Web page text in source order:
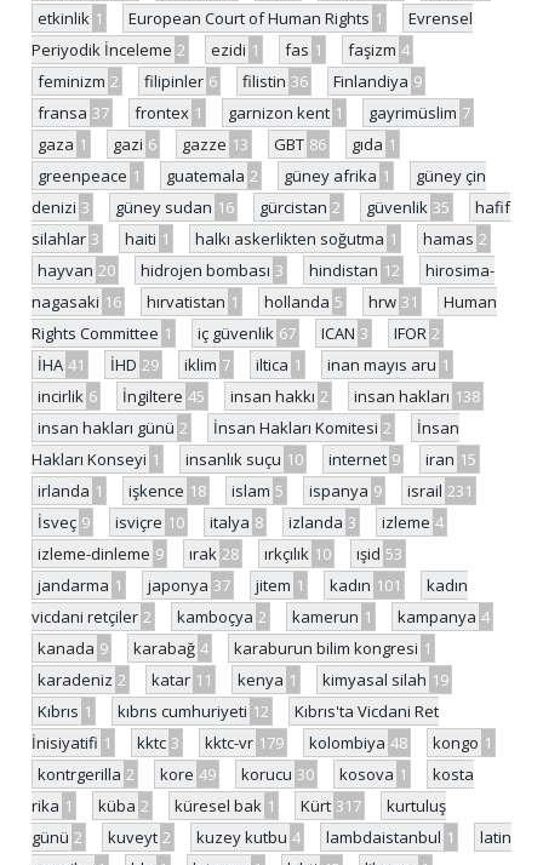
etkinlik 1 European Court of Human Rights 1
Evrensel
Periyodik İnceleme 2 ezidi 1 fas 1 faşizm 4
feminizm 2 filipinler 6 filistin 36 Finlandiya 9
fransa 37 frontex 1 garnizon kent 1 gayrimüslim 7
gaza 1 gazi 6 gazze 13 GBT 86 gıda 1
greenpeace 1 guatemala 2 güney afrika 1
güney çin
denizi 3 güney sudan 16 gürcistan 2 güvenlik 35
hafif
silahlar 3 haiti 1 halkı askerlikten soğutma 1 hamas 2
hayvan 20 hidrojen bombası 3 hindistan 12
hirosima-
nagasaki 16 hırvatistan 1 hollanda 5 hrw 31
Human
Rights Committee 1 iç güvenlik 67 ICAN 3 IFOR 2
İHA 41 İHD 29 iklim 7 iltica 1 inan mayıs aru 1
incirlik 6 İngiltere 45 insan hakkı 2 insan hakları 138
insan hakları günü 2 İnsan Hakları Komitesi 2
İnsan
Hakları Konseyi 1 insanlık suçu 10 internet 9 iran 15
irlanda 1 işkence 18 islam 5 ispanya 9 israil 231
İsveç 9 isviçre 10 italya 8 izlanda 3 izleme 4
izleme-dinleme 9 ırak 28 ırkçılık 10 ışid 53
jandarma 1 japonya 37 jitem 1 kadın 101
kadın
vicdani retçiler 2 kamboçya 2 kamerun 1 kampanya 4
kanada 9 karabağ 4 karaburun bilim kongresi 1
karadeniz 2 katar 11 kenya 1 kimyasal silah 19
Kıbrıs 1 kıbrıs cumhuriyeti 12
Kıbrıs'ta Vicdani Ret
İnisiyatifi 1 kktc 3 kktc-vr 179 kolombiya 48 kongo 1
kontrgerilla 2 kore 49 korucu 30 kosova 1
kosta
rika 1 küba 2 küresel bak 1 Kürt 317
kurtuluş
günü 2 kuveyt 2 kuzey kutbu 4 lambdaistanbul 1
latin